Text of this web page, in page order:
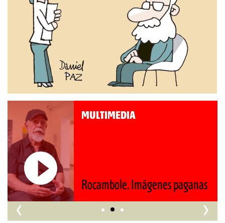
MULTIMEDIA
Rocambole. Imágenes paganas
‹ ›